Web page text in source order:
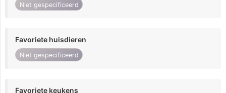
Niet gespecificeerd
Favoriete huisdieren
Niet gespecificeerd
Favoriete keukens